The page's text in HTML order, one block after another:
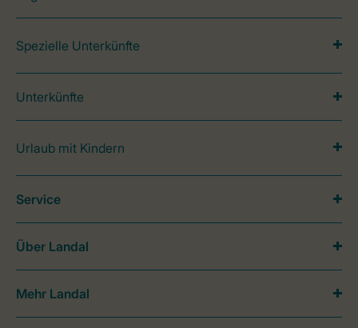
Spezielle Unterkünfte
Unterkünfte
Urlaub mit Kindern
Service
Über Landal
Mehr Landal